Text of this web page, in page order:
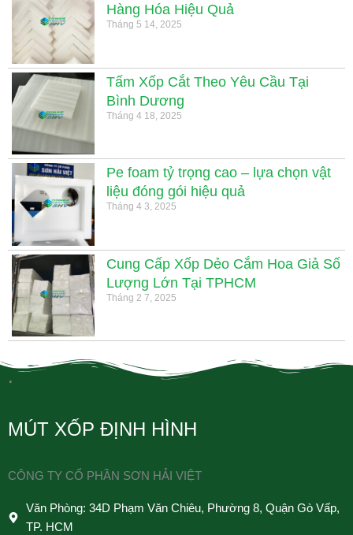
Hàng Hóa Hiệu Quả
Tháng 5 14, 2025
Tấm Xốp Cắt Theo Yêu Cầu Tại
Bình Dương
Tháng 4 18, 2025
Pe foam tỷ trọng cao – lựa chọn vật
liệu đóng gói hiệu quả
Tháng 4 3, 2025
Cung Cấp Xốp Dẻo Cắm Hoa Giả Số
Lượng Lớn Tại TPHCM
Tháng 2 7, 2025
.
MÚT XỐP ĐỊNH HÌNH
CÔNG TY CỔ PHẦN SƠN HẢI VIỆT
Văn Phòng: 34D Phạm Văn Chiêu, Phường 8, Quận Gò Vấp,
TP. HCM